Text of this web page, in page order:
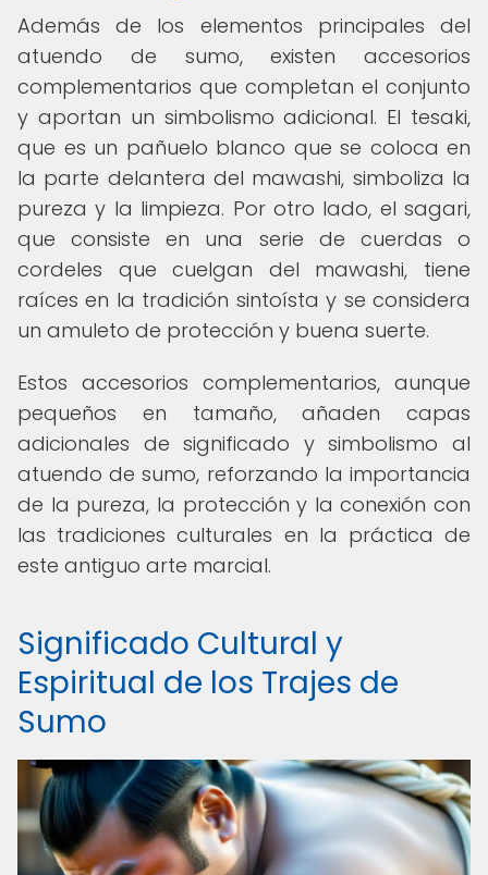
Además de los elementos principales del
atuendo de sumo, existen accesorios
complementarios que completan el conjunto
y aportan un simbolismo adicional. El tesaki,
que es un pañuelo blanco que se coloca en
la parte delantera del mawashi, simboliza la
pureza y la limpieza. Por otro lado, el sagari,
que consiste en una serie de cuerdas o
cordeles que cuelgan del mawashi, tiene
raíces en la tradición sintoísta y se considera
un amuleto de protección y buena suerte.
Estos accesorios complementarios, aunque
pequeños en tamaño, añaden capas
adicionales de significado y simbolismo al
atuendo de sumo, reforzando la importancia
de la pureza, la protección y la conexión con
las tradiciones culturales en la práctica de
este antiguo arte marcial.
Significado Cultural y
Espiritual de los Trajes de
Sumo